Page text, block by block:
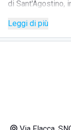
di Sant'Agostino,
curata, la sabbia
La struttura offre
Leggi di più